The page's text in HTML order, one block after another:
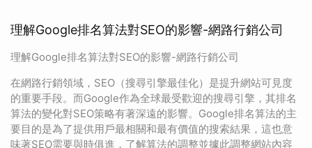
理解Google排名算法對SEO的影響-網路行銷公司
理解Google排名算法對SEO的影響-網路行銷公司
在網路行銷領域，SEO（搜尋引擎最佳化）是提升網站可見度
的重要手段。而Google作為全球最受歡迎的搜尋引擎，其排名
算法的變化對SEO策略有著深遠的影響。Google排名算法的主
要目的是為了提供用戶最相關和最有價值的搜索結果，這也意
味著SEO需要與時俱進，了解算法的調整並據此調整網站內容